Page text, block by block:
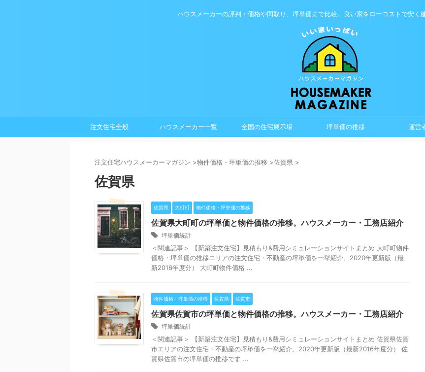
ハウスメーカーの評判・価格や間取り、坪単価まで比較。良い家をローコストで安く
注文住宅全般 ハウスメーカー一覧 全国の住宅展示場 坪単価の推移 運営
注⽂住宅ハウスメーカーマガジン >物件価格・坪単価の推移 >佐賀県 >
佐賀県
佐賀県 大町町 物件価格・坪単価の推移
佐賀県大町町の坪単価と物件価格の推移。ハウスメーカー・工務店紹介
坪単価統計
＜関連記事＞ 【新築注文住宅】見積もり&費用シミュレーションサイトまとめ 大町町物件
価格・坪単価の推移エリアの注文住宅・不動産の坪単価を一挙紹介。2020年更新版（最
新2016年度分） 大町町物件価格 ...
物件価格・坪単価の推移 佐賀県 佐賀市
佐賀県佐賀市の坪単価と物件価格の推移。ハウスメーカー・工務店紹介
坪単価統計
＜関連記事＞ 【新築注文住宅】見積もり&費用シミュレーションサイトまとめ 佐賀県佐賀
市エリアの注文住宅・不動産の坪単価を一挙紹介。2020年更新版（最新2016年度分） 佐
賀県佐賀市の坪単価の推移です ...